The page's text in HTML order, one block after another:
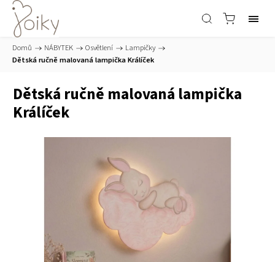
Domů / NÁBYTEK / Osvětlení / Lampičky /
Dětská ručně malovaná lampička Králíček
Dětská ručně malovaná lampička
Králíček